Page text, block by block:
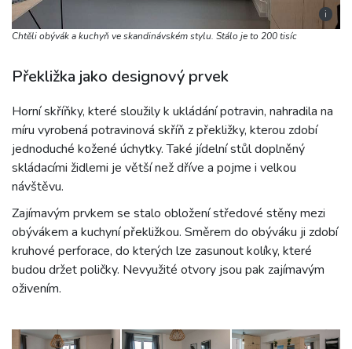
i
Chtěli obývák a kuchyň ve skandinávském stylu. Stálo je to 200 tisíc
Překližka jako designový prvek
Horní skříňky, které sloužily k ukládání potravin, nahradila na
míru vyrobená potravinová skříň z překližky, kterou zdobí
jednoduché kožené úchytky. Také jídelní stůl doplněný
skládacími židlemi je větší než dříve a pojme i velkou
návštěvu.
Zajímavým prvkem se stalo obložení středové stěny mezi
obývákem a kuchyní překližkou. Směrem do obýváku ji zdobí
kruhové perforace, do kterých lze zasunout kolíky, které
budou držet poličky. Nevyužité otvory jsou pak zajímavým
oživením.